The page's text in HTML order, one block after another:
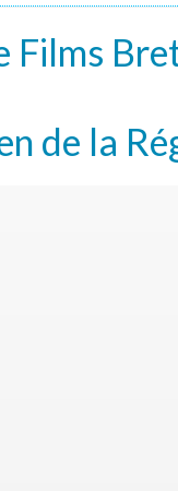
Films
de la